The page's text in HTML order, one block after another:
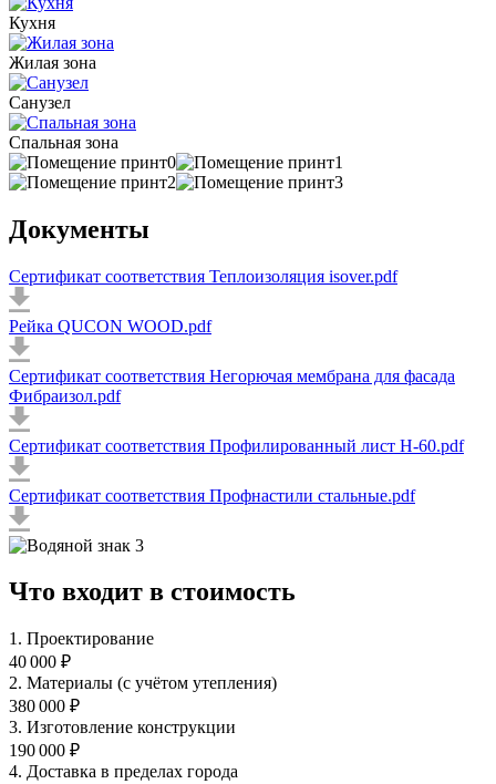
Кухня
Жилая зона
Санузел
Спальная зона
Документы
Сертификат соответствия Теплоизоляция isover.pdf
Рейка QUCON WOOD.pdf
Сертификат соответствия Негорючая мембрана для фасада
Фибраизол.pdf
Сертификат соответствия Профилированный лист Н-60.pdf
Сертификат соответствия Профнастили стальные.pdf
Что входит в стоимость
1. Проектирование
40 000 ₽
2. Материалы (с учётом утепления)
380 000 ₽
3. Изготовление конструкции
190 000 ₽
4. Доставка в пределах города